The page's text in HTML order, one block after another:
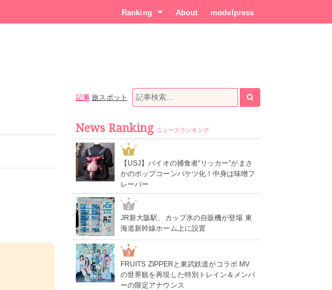
Ranking About modelpress
記事 旅スポット
News Ranking ニュースランキング
1
【USJ】バイオの捕食者“リッカー”がまさ
かのポップコーンバケツ化！中身は味噌フ
レーバー
2
JR新大阪駅、カップ氷の自販機が登場 東
海道新幹線ホーム上に設置
3
FRUITS ZIPPERと東武鉄道がコラボ MV
の世界観を再現した特別トレイン＆メンバ
ーの限定アナウンス